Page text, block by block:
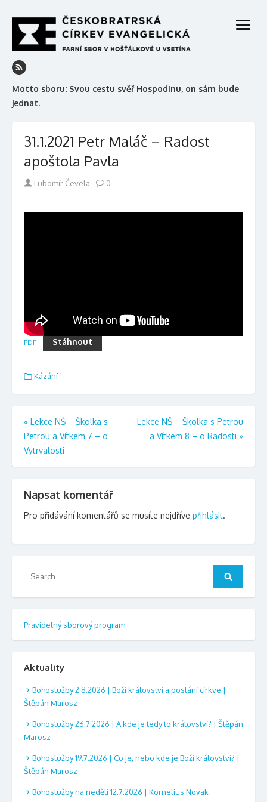
to
content
Motto sboru: Svou cestu svěř Hospodinu, on sám bude
jednat.
open
31.1.2021 Petr Maláč – Radost
apoštola Pavla
Author
Lubomír Čevela 0
PDF Stáhnout
Kázání
Navigace
pro
příspěvek
« Lekce NŠ – Školka s
Petrou a Vítkem 7 – o
Vytrvalosti
Lekce NŠ – Školka s Petrou
a Vítkem 8 – o Radosti »
Napsat komentář
Pro přidávání komentářů se musíte nejdříve přihlásit.
Search
Pravidelný sborový program
Aktuality
Bohoslužby 2.8.2026 | Boží království a poslání církve |
Štěpán Marosz
Bohoslužby 26.7.2026 | A kde je tedy to království? | Štěpán
Marosz
Bohoslužby 19.7.2026 | Co je, nebo kde je Boží království? |
Štěpán Marosz
Bohoslužby na neděli 12.7.2026 | Kornelius Novak